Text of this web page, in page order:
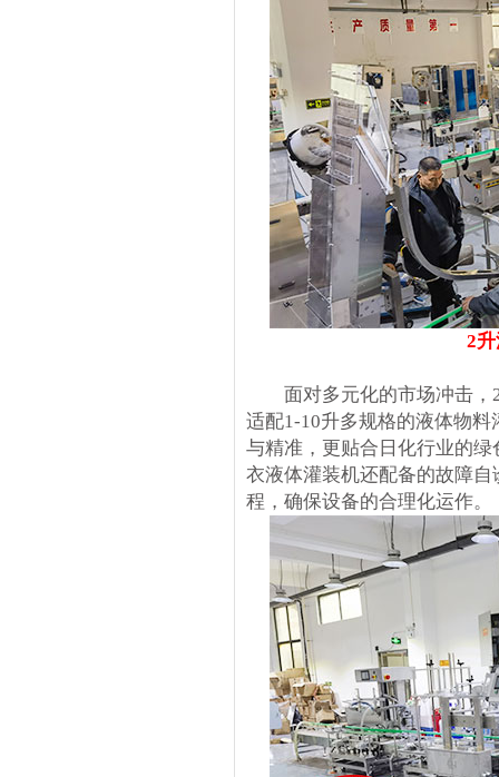
2
面对多元化的市场冲击，2
适配1-10升多规格的液体物
与精准，更贴合日化行业的
衣液体灌装机还配备的故障
程，确保设备的合理化运作。